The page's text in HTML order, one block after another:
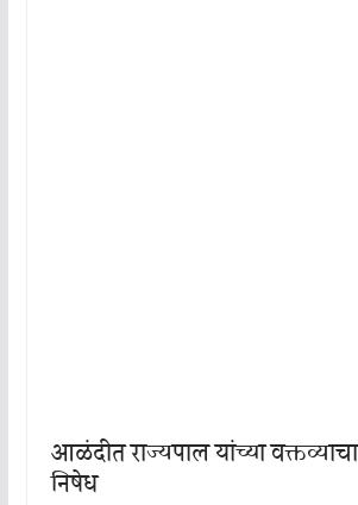
आळंदीत राज्यपाल यांच्या
निषेध